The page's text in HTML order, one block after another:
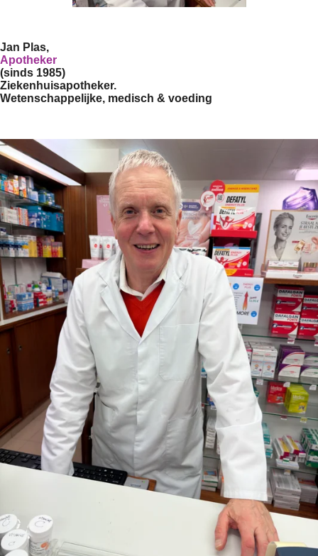
Jan Plas,
Apotheker
(sinds 1985)
Ziekenhuisapotheker.
Wetenschappelijke, medisch & voeding